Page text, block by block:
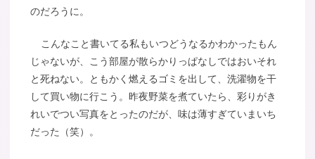
のだろうに。
こんなこと書いてる私もいつどうなるかわかったもん
じゃないが、こう部屋が散らかりっぱなしではおいそれ
と死ねない。ともかく燃えるゴミを出して、洗濯物を干
して買い物に行こう。昨夜野菜を煮ていたら、彩りがき
れいでつい写真をとったのだが、味は薄すぎていまいち
だった（笑）。